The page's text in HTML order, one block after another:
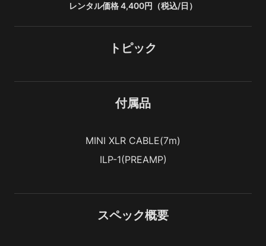
レンタル価格 4,400円（税込/日）
トピック
付属品
MINI XLR CABLE(7m)
ILP-1(PREAMP)
スペック概要